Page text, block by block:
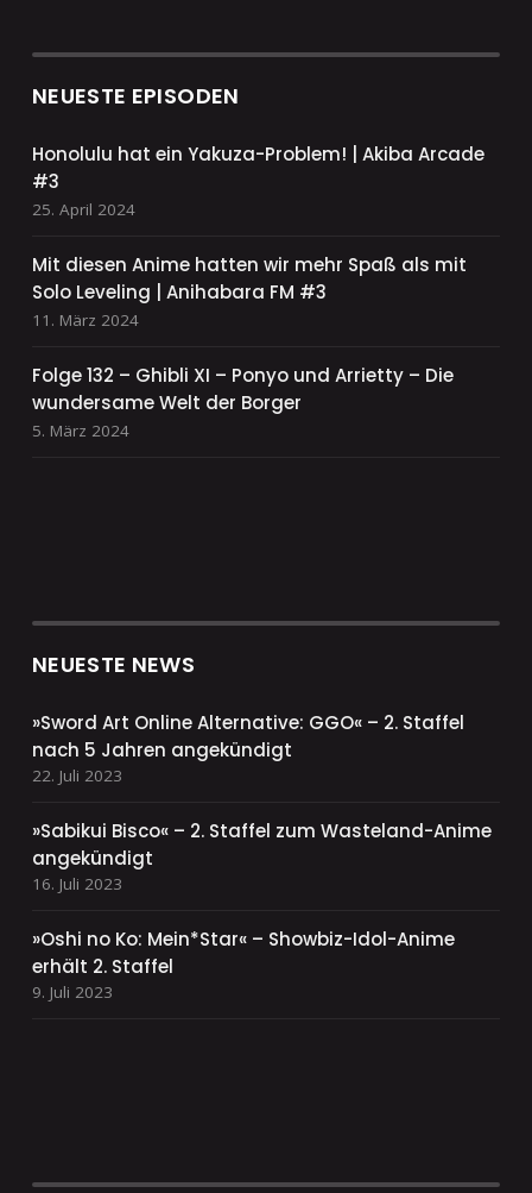
NEUESTE EPISODEN
Honolulu hat ein Yakuza-Problem! | Akiba Arcade
#3
25. April 2024
Mit diesen Anime hatten wir mehr Spaß als mit
Solo Leveling | Anihabara FM #3
11. März 2024
Folge 132 – Ghibli XI – Ponyo und Arrietty – Die
wundersame Welt der Borger
5. März 2024
NEUESTE NEWS
»Sword Art Online Alternative: GGO« – 2. Staffel
nach 5 Jahren angekündigt
22. Juli 2023
»Sabikui Bisco« – 2. Staffel zum Wasteland-Anime
angekündigt
16. Juli 2023
»Oshi no Ko: Mein*Star« – Showbiz-Idol-Anime
erhält 2. Staffel
9. Juli 2023